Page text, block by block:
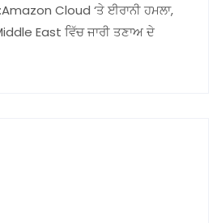
Cloud ‘ਤੇ ਈਰਾਨੀ ਹਮਲਾ,
East ਵਿੱਚ ਜਾਰੀ ਤਣਾਅ ਦੇ